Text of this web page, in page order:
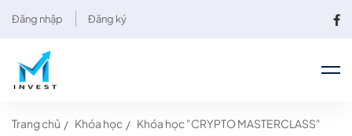
Đăng nhập Đăng ký
Trang chủ Khóa học
Khóa học "CRYPTO MASTERCLASS"